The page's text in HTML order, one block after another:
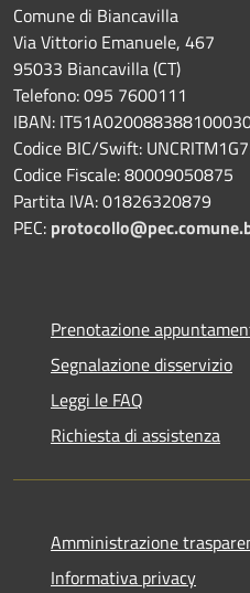
Comune di Biancavilla
Via Vittorio Emanuele, 467
95033 Biancavilla (CT)
Telefono: 095 7600111
IBAN:
Codice BIC/Swift:
Codice Fiscale: 80009050875
Partita IVA: 01826320879
PEC:
Prenotazione
Segnalazione disservizio
Leggi le FAQ
Richiesta di assistenza
Amministrazione
Informativa privacy